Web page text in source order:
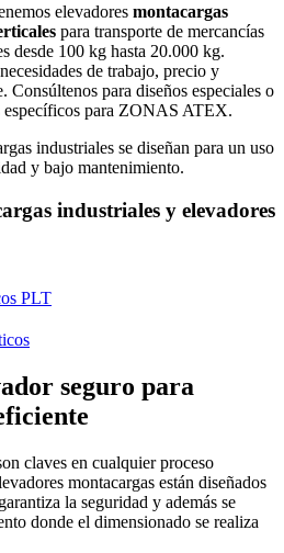
elevadores montacargas
para transporte de mercancías
desde 100 kg hasta 20.000 kg.
de trabajo, precio y
Consúltenos para diseños especiales o
específicos para ZONAS ATEX.
industriales se diseñan para un uso
y bajo mantenimiento.
industriales y elevadores
PLT
seguro para
claves en cualquier proceso
montacargas están diseñados
la seguridad y además se
donde el dimensionado se realiza